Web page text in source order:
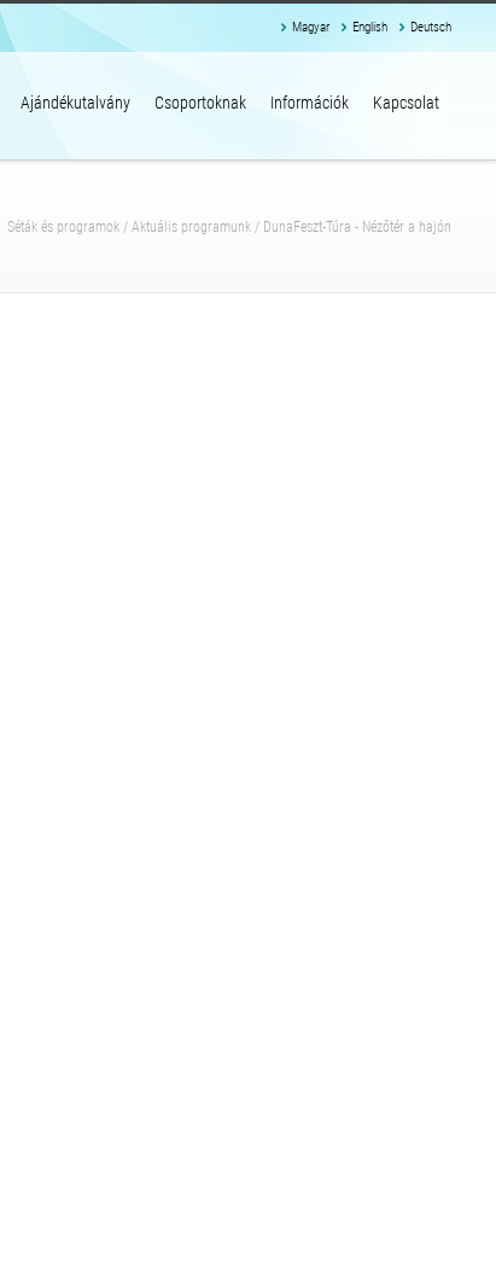
Magyar English Deutsch
Ajándékutalvány Csoportoknak Információk Kapcsolat
Séták és programok / Aktuális programunk / DunaFeszt-Túra - Nézőtér a hajón